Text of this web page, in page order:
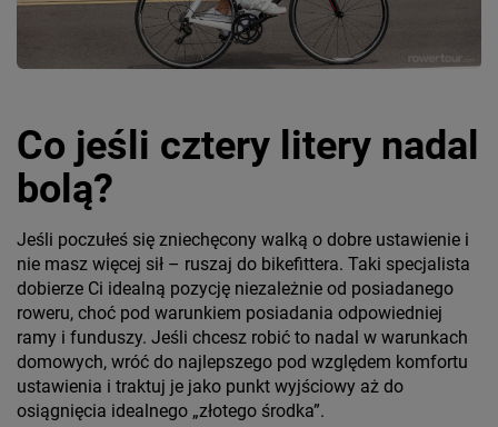
Co jeśli cztery litery nadal
bolą?
Jeśli poczułeś się zniechęcony walką o dobre ustawienie i
nie masz więcej sił – ruszaj do bikefittera. Taki specjalista
dobierze Ci idealną pozycję niezależnie od posiadanego
roweru, choć pod warunkiem posiadania odpowiedniej
ramy i funduszy. Jeśli chcesz robić to nadal w warunkach
domowych, wróć do najlepszego pod względem komfortu
ustawienia i traktuj je jako punkt wyjściowy aż do
osiągnięcia idealnego „złotego środka”.